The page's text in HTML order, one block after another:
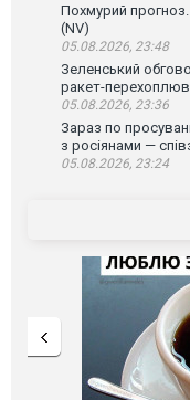
Похмурий прогноз.
(NV)
05.08.2026, 23:48
Зеленський
ракет-
05.08.2026, 23:36
Зараз по
з росіянами —
05.08.2026, 23:24